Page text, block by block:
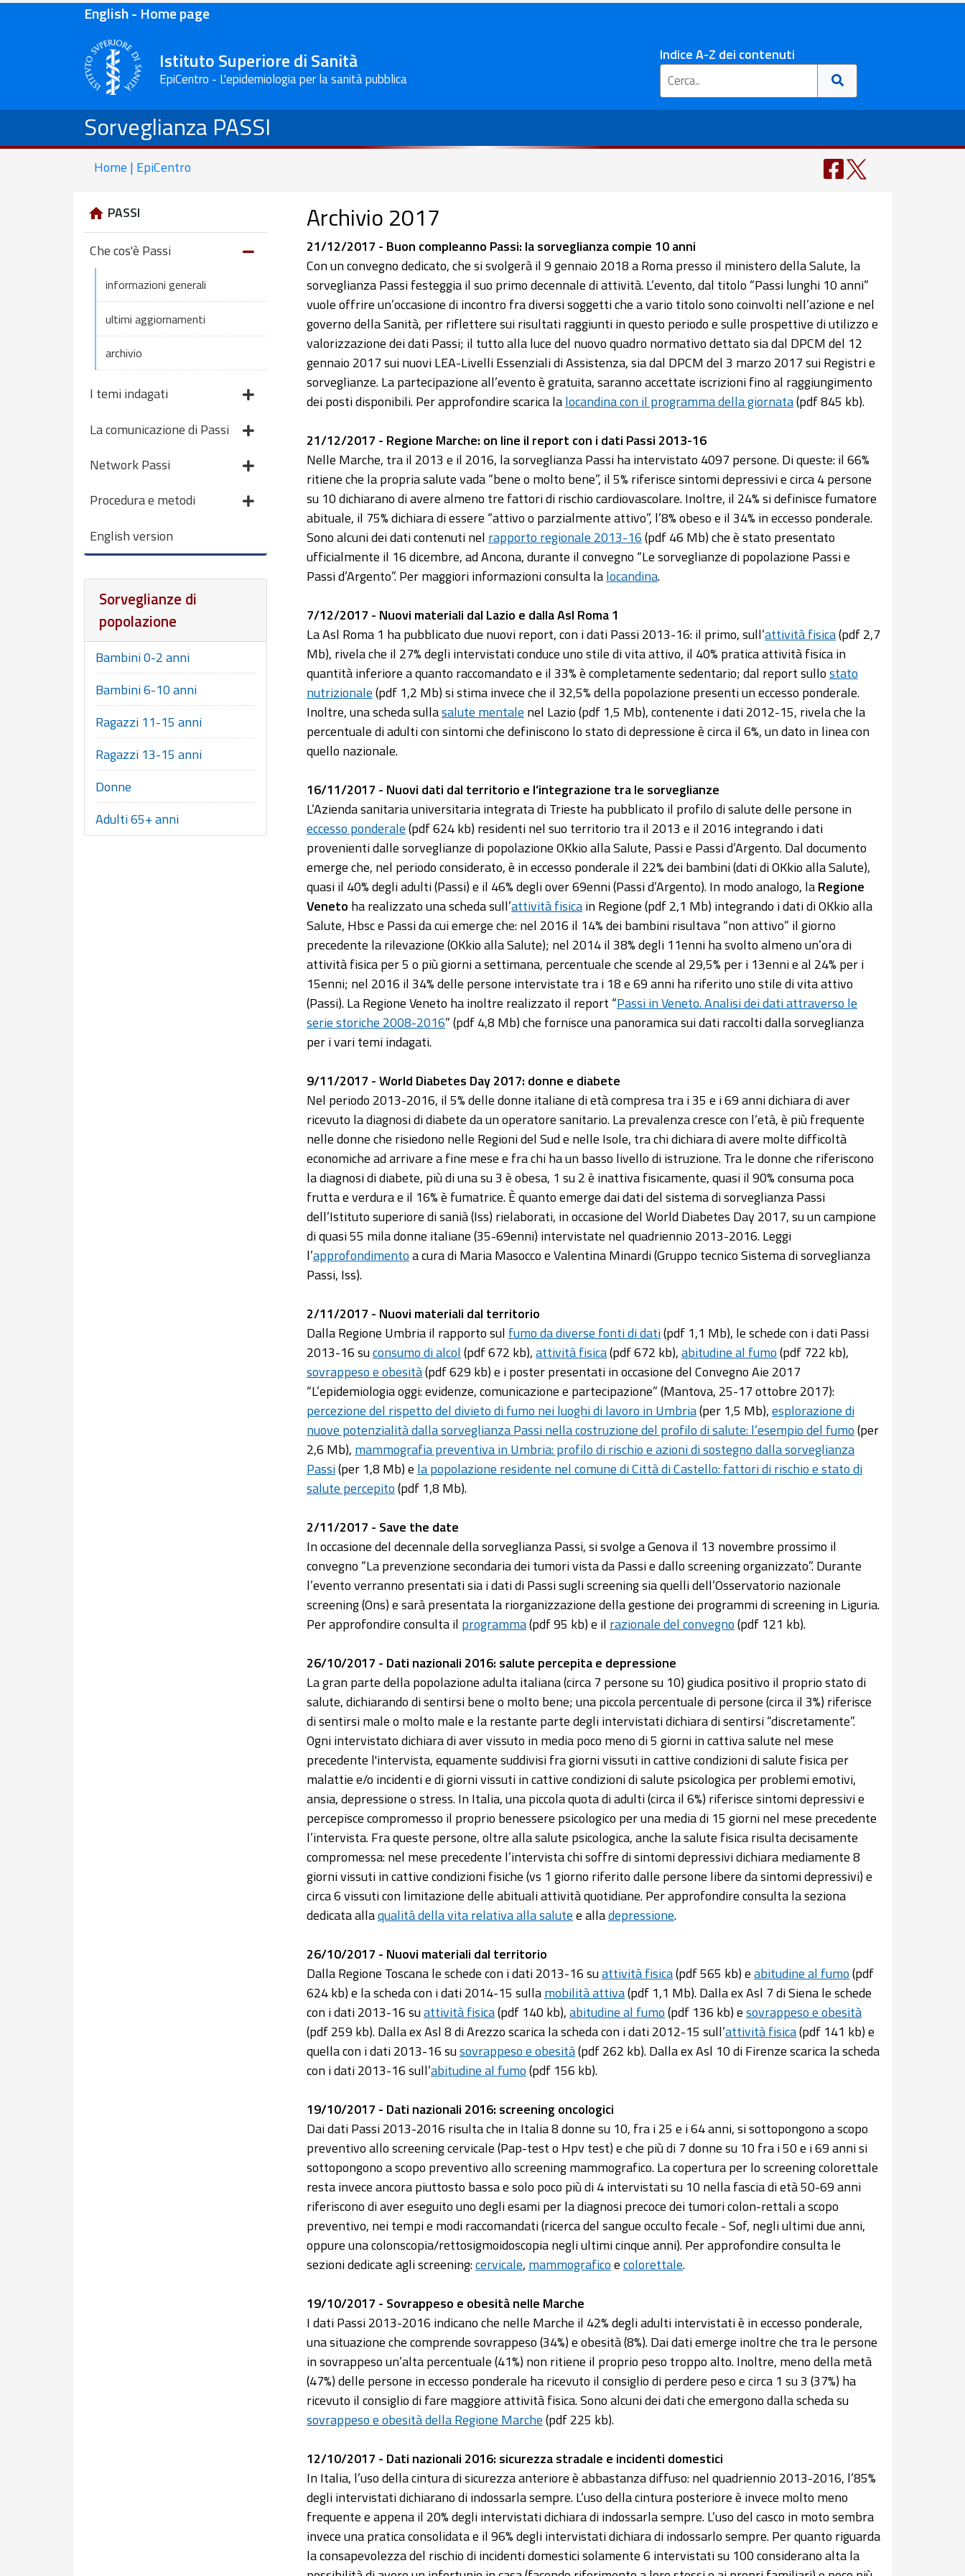
English - Home page
Istituto Superiore di Sanità
EpiCentro - L'epidemiologia per la sanità pubblica
Indice A-Z dei contenuti
Sorveglianza PASSI
Home | EpiCentro
PASSI
Che cos'è Passi
informazioni generali
ultimi aggiornamenti
archivio
I temi indagati
La comunicazione di Passi
Network Passi
Procedura e metodi
English version
Sorveglianze di
popolazione
Bambini 0-2 anni
Bambini 6-10 anni
Ragazzi 11-15 anni
Ragazzi 13-15 anni
Donne
Adulti 65+ anni
Archivio 2017
21/12/2017 - Buon compleanno Passi: la sorveglianza compie 10 anni
Con un convegno dedicato, che si svolgerà il 9 gennaio 2018 a Roma presso il ministero della Salute, la
sorveglianza Passi festeggia il suo primo decennale di attività. L’evento, dal titolo “Passi lunghi 10 anni”
vuole offrire un’occasione di incontro fra diversi soggetti che a vario titolo sono coinvolti nell’azione e nel
governo della Sanità, per riflettere sui risultati raggiunti in questo periodo e sulle prospettive di utilizzo e
valorizzazione dei dati Passi; il tutto alla luce del nuovo quadro normativo dettato sia dal DPCM del 12
gennaio 2017 sui nuovi LEA-Livelli Essenziali di Assistenza, sia dal DPCM del 3 marzo 2017 sui Registri e
sorveglianze. La partecipazione all’evento è gratuita, saranno accettate iscrizioni fino al raggiungimento
dei posti disponibili. Per approfondire scarica lalocandina con il programma della giornata(pdf 845 kb).
21/12/2017 - Regione Marche: on line il report con i dati Passi 2013-16
Nelle Marche, tra il 2013 e il 2016, la sorveglianza Passi ha intervistato 4097 persone. Di queste: il 66%
ritiene che la propria salute vada “bene o molto bene”, il 5% riferisce sintomi depressivi e circa 4 persone
su 10 dichiarano di avere almeno tre fattori di rischio cardiovascolare. Inoltre, il 24% si definisce fumatore
abituale, il 75% dichiara di essere “attivo o parzialmente attivo”, l’8% obeso e il 34% in eccesso ponderale.
Sono alcuni dei dati contenuti nel rapporto regionale 2013-16(pdf 46 Mb) che è stato presentato
ufficialmente il 16 dicembre, ad Ancona, durante il convegno “Le sorveglianze di popolazione Passi e
Passi d’Argento”. Per maggiori informazioni consulta lalocandina.
7/12/2017 - Nuovi materiali dal Lazio e dalla Asl Roma 1
La Asl Roma 1 ha pubblicato due nuovi report, con i dati Passi 2013-16: il primo, sull’attività fisica(pdf 2,7
Mb), rivela che il 27% degli intervistati conduce uno stile di vita attivo, il 40% pratica attività fisica in
quantità inferiore a quanto raccomandato e il 33% è completamente sedentario; dal report sullostato
nutrizionale(pdf 1,2 Mb) si stima invece che il 32,5% della popolazione presenti un eccesso ponderale.
Inoltre, una scheda sullasalute mentale nel Lazio (pdf 1,5 Mb), contenente i dati 2012-15, rivela che la
percentuale di adulti con sintomi che definiscono lo stato di depressione è circa il 6%, un dato in linea con
quello nazionale.
16/11/2017 - Nuovi dati dal territorio e l’integrazione tra le sorveglianze
L’Azienda sanitaria universitaria integrata di Trieste ha pubblicato il profilo di salute delle persone in
eccesso ponderale(pdf 624 kb) residenti nel suo territorio tra il 2013 e il 2016 integrando i dati
provenienti dalle sorveglianze di popolazione OKkio alla Salute, Passi e Passi d’Argento. Dal documento
emerge che, nel periodo considerato, è in eccesso ponderale il 22% dei bambini (dati di OKkio alla Salute),
quasi il 40% degli adulti (Passi) e il 46% degli over 69enni (Passi d’Argento). In modo analogo, laRegione
Veneto ha realizzato una scheda sull’attività fisicain Regione (pdf 2,1 Mb) integrando i dati di OKkio alla
Salute, Hbsc e Passi da cui emerge che: nel 2016 il 14% dei bambini risultava “non attivo” il giorno
precedente la rilevazione (OKkio alla Salute); nel 2014 il 38% degli 11enni ha svolto almeno un’ora di
attività fisica per 5 o più giorni a settimana, percentuale che scende al 29,5% per i 13enni e al 24% per i
15enni; nel 2016 il 34% delle persone intervistate tra i 18 e 69 anni ha riferito uno stile di vita attivo
(Passi). La Regione Veneto ha inoltre realizzato il report “Passi in Veneto. Analisi dei dati attraverso le
serie storiche 2008-2016” (pdf 4,8 Mb) che fornisce una panoramica sui dati raccolti dalla sorveglianza
per i vari temi indagati.
9/11/2017 - World Diabetes Day 2017: donne e diabete
Nel periodo 2013-2016, il 5% delle donne italiane di età compresa tra i 35 e i 69 anni dichiara di aver
ricevuto la diagnosi di diabete da un operatore sanitario. La prevalenza cresce con l’età, è più frequente
nelle donne che risiedono nelle Regioni del Sud e nelle Isole, tra chi dichiara di avere molte difficoltà
economiche ad arrivare a fine mese e fra chi ha un basso livello di istruzione. Tra le donne che riferiscono
la diagnosi di diabete, più di una su 3 è obesa, 1 su 2 è inattiva fisicamente, quasi il 90% consuma poca
frutta e verdura e il 16% è fumatrice. È quanto emerge dai dati del sistema di sorveglianza Passi
dell’Istituto superiore di sanià (Iss) rielaborati, in occasione del World Diabetes Day 2017, su un campione
di quasi 55 mila donne italiane (35-69enni) intervistate nel quadriennio 2013-2016. Leggi
l’approfondimentoa cura di Maria Masocco e Valentina Minardi (Gruppo tecnico Sistema di sorveglianza
Passi, Iss).
2/11/2017 - Nuovi materiali dal territorio
Dalla Regione Umbria il rapporto sul fumo da diverse fonti di dati(pdf 1,1 Mb), le schede con i dati Passi
2013-16 suconsumo di alcol(pdf 672 kb),attività fisica(pdf 672 kb),abitudine al fumo(pdf 722 kb),
sovrappeso e obesità(pdf 629 kb) e i poster presentati in occasione del Convegno Aie 2017
“L’epidemiologia oggi: evidenze, comunicazione e partecipazione” (Mantova, 25-17 ottobre 2017):
percezione del rispetto del divieto di fumo nei luoghi di lavoro in Umbria(per 1,5 Mb),esplorazione di
nuove potenzialità dalla sorveglianza Passi nella costruzione del profilo di salute: l’esempio del fumo(per
2,6 Mb), mammografia preventiva in Umbria: profilo di rischio e azioni di sostegno dalla sorveglianza
Passi(per 1,8 Mb) e la popolazione residente nel comune di Città di Castello: fattori di rischio e stato di
salute percepito(pdf 1,8 Mb).
2/11/2017 - Save the date
In occasione del decennale della sorveglianza Passi, si svolge a Genova il 13 novembre prossimo il
convegno “La prevenzione secondaria dei tumori vista da Passi e dallo screening organizzato”. Durante
l’evento verranno presentati sia i dati di Passi sugli screening sia quelli dell’Osservatorio nazionale
screening (Ons) e sarà presentata la riorganizzazione della gestione dei programmi di screening in Liguria.
Per approfondire consulta il programma(pdf 95 kb) e il razionale del convegno(pdf 121 kb).
26/10/2017 - Dati nazionali 2016: salute percepita e depressione
La gran parte della popolazione adulta italiana (circa 7 persone su 10) giudica positivo il proprio stato di
salute, dichiarando di sentirsi bene o molto bene; una piccola percentuale di persone (circa il 3%) riferisce
di sentirsi male o molto male e la restante parte degli intervistati dichiara di sentirsi “discretamente”.
Ogni intervistato dichiara di aver vissuto in media poco meno di 5 giorni in cattiva salute nel mese
precedente l'intervista, equamente suddivisi fra giorni vissuti in cattive condizioni di salute fisica per
malattie e/o incidenti e di giorni vissuti in cattive condizioni di salute psicologica per problemi emotivi,
ansia, depressione o stress. In Italia, una piccola quota di adulti (circa il 6%) riferisce sintomi depressivi e
percepisce compromesso il proprio benessere psicologico per una media di 15 giorni nel mese precedente
l’intervista. Fra queste persone, oltre alla salute psicologica, anche la salute fisica risulta decisamente
compromessa: nel mese precedente l’intervista chi soffre di sintomi depressivi dichiara mediamente 8
giorni vissuti in cattive condizioni fisiche (vs 1 giorno riferito dalle persone libere da sintomi depressivi) e
circa 6 vissuti con limitazione delle abituali attività quotidiane. Per approfondire consulta la seziona
dedicata allaqualità della vita relativa alla salutee alladepressione.
26/10/2017 - Nuovi materiali dal territorio
Dalla Regione Toscana le schede con i dati 2013-16 suattività fisica(pdf 565 kb) eabitudine al fumo(pdf
624 kb) e la scheda con i dati 2014-15 sullamobilità attiva(pdf 1,1 Mb). Dalla ex Asl 7 di Siena le schede
con i dati 2013-16 suattività fisica(pdf 140 kb),abitudine al fumo(pdf 136 kb) esovrappeso e obesità
(pdf 259 kb). Dalla ex Asl 8 di Arezzo scarica la scheda con i dati 2012-15 sull’attività fisica(pdf 141 kb) e
quella con i dati 2013-16 susovrappeso e obesità(pdf 262 kb). Dalla ex Asl 10 di Firenze scarica la scheda
con i dati 2013-16 sull’abitudine al fumo(pdf 156 kb).
19/10/2017 - Dati nazionali 2016: screening oncologici
Dai dati Passi 2013-2016 risulta che in Italia 8 donne su 10, fra i 25 e i 64 anni, si sottopongono a scopo
preventivo allo screening cervicale (Pap-test o Hpv test) e che più di 7 donne su 10 fra i 50 e i 69 anni si
sottopongono a scopo preventivo allo screening mammografico. La copertura per lo screening colorettale
resta invece ancora piuttosto bassa e solo poco più di 4 intervistati su 10 nella fascia di età 50-69 anni
riferiscono di aver eseguito uno degli esami per la diagnosi precoce dei tumori colon-rettali a scopo
preventivo, nei tempi e modi raccomandati (ricerca del sangue occulto fecale - Sof, negli ultimi due anni,
oppure una colonscopia/rettosigmoidoscopia negli ultimi cinque anni). Per approfondire consulta le
sezioni dedicate agli screening:cervicale, mammograficoecolorettale.
19/10/2017 - Sovrappeso e obesità nelle Marche
I dati Passi 2013-2016 indicano che nelle Marche il 42% degli adulti intervistati è in eccesso ponderale,
una situazione che comprende sovrappeso (34%) e obesità (8%). Dai dati emerge inoltre che tra le persone
in sovrappeso un’alta percentuale (41%) non ritiene il proprio peso troppo alto. Inoltre, meno della metà
(47%) delle persone in eccesso ponderale ha ricevuto il consiglio di perdere peso e circa 1 su 3 (37%) ha
ricevuto il consiglio di fare maggiore attività fisica. Sono alcuni dei dati che emergono dalla scheda su
sovrappeso e obesità della Regione Marche(pdf 225 kb).
12/10/2017 - Dati nazionali 2016: sicurezza stradale e incidenti domestici
In Italia, l’uso della cintura di sicurezza anteriore è abbastanza diffuso: nel quadriennio 2013-2016, l’85%
degli intervistati dichiarano di indossarla sempre. L’uso della cintura posteriore è invece molto meno
frequente e appena il 20% degli intervistati dichiara di indossarla sempre. L’uso del casco in moto sembra
invece una pratica consolidata e il 96% degli intervistati dichiara di indossarlo sempre. Per quanto riguarda
la consapevolezza del rischio di incidenti domestici solamente 6 intervistati su 100 considerano alta la